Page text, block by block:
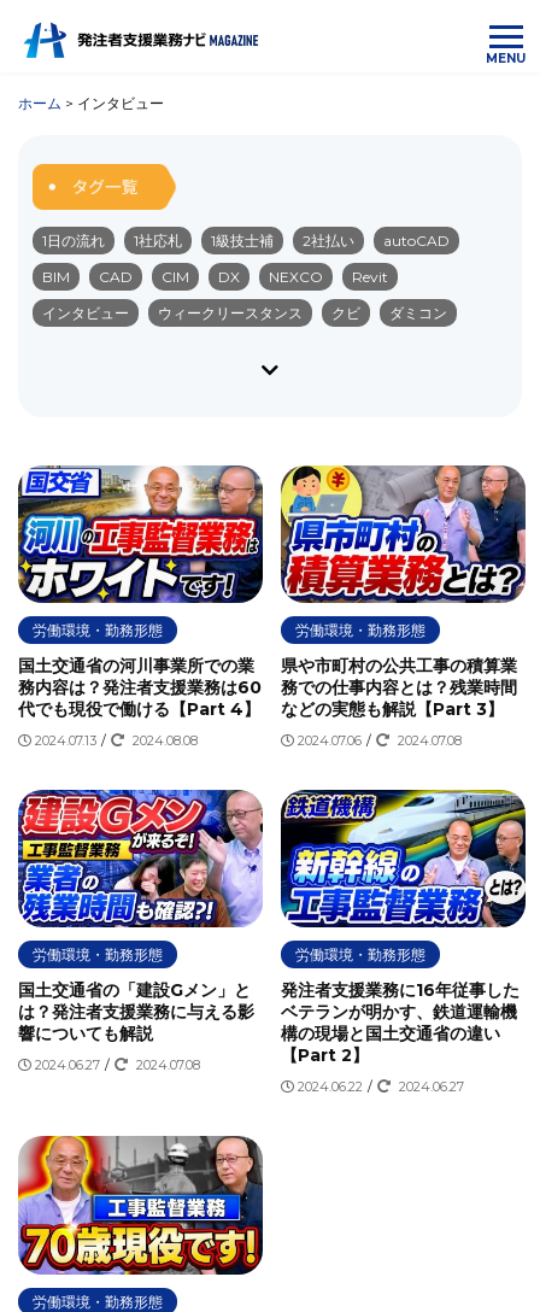
MENU
ホーム > インタビュー
1日の流れ 1社応札 1級技士補 2社払い
autoCAD
BIM
CAD CIM DX NEXCO
Revit
インタビュー
ウィークリースタンス クビ
ダミコン
公共工事
公共工事設計労務単価 公務員
勤務内容
勤務地
北海道の受注順位 北陸の受注順位
受注単価
同種業務
四国の受注順位 国土交通省
国道交通省
土木学会
土木工事電子書類スリム化ガイド
土木施工管理
土木施工管理技士
地方公社
天下り
実務経験
工事 工事書類のスリム化
工事監督
工事監督支援業務
年収 建設コンサルタント
建設協会
建設弘済会
弘済会 技術審査業務 数量拾い
施工管理
東北の受注順位
業務委託 標準仕様書
機場管理業務
残業
民間 民間との違い 求人サイト
求人情報
沖縄の受注順位
河川 河川パトロール
河川巡視業務
河川法
河川許認可業務 法改正 特定専門工事
特殊法人
特記仕様書
用地補償の仕事内容 用地補償業務
発注者
発注者支援の仕事内容
発注者支援業
発注者支援業務
発注者支援業務あるある
発注者支援業務で働く注意点
発注者支援業務ナビ
発注者支援業務ランキング
発注者支援業務共通仕様書
監理技術者
積算 積算業務
落札率
設計変更 資料作成業務
転職したい
転職時に気を付けること
通勤エリア
通勤時間
労働環境・勤務形態
国土交通省の河川事業所での業
務内容は？発注者支援業務は60
代でも現役で働ける【Part 4】
2024.07.13 / 2024.08.08
労働環境・勤務形態
県や市町村の公共工事の積算業
務での仕事内容とは？残業時間
などの実態も解説【Part 3】
2024.07.06 / 2024.07.08
労働環境・勤務形態
国土交通省の「建設Gメン」と
は？発注者支援業務に与える影
響についても解説
2024.06.27 / 2024.07.08
労働環境・勤務形態
発注者支援業務に16年従事した
ベテランが明かす、鉄道運輸機
構の現場と国土交通省の違い
【Part 2】
2024.06.22 / 2024.06.27
労働環境・勤務形態